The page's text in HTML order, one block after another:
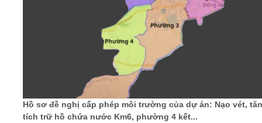
Hồ sơ đề nghị cấp phép môi trường của dự án: Nạo vét,
tích trữ hồ chứa nước Km6, phường 4 kết...